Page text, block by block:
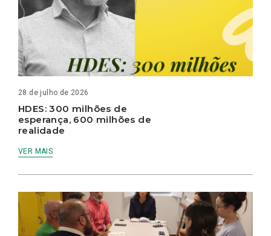
28 de julho de 2026
HDES: 300 milhões de
esperança, 600 milhões de
realidade
VER MAIS